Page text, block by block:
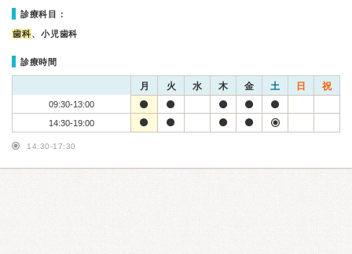
診療科目：
歯科、小児歯科
診療時間
月 火 水 木 金 土 日 祝
09:30-13:00
14:30-19:00
14:30-17:30